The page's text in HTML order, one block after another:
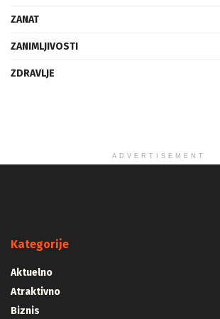
ZANAT
ZANIMLJIVOSTI
ZDRAVLJE
ADVERTISEMENT
Kategorije
Aktuelno
Atraktivno
Biznis